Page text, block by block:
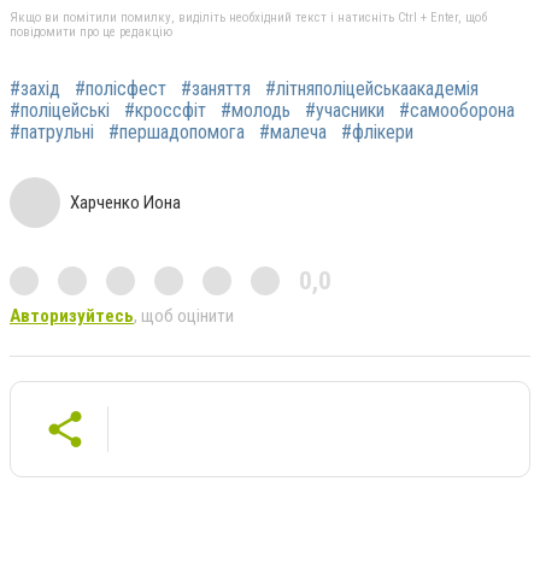
Якщо ви помітили помилку, виділіть необхідний текст і натисніть Ctrl + Enter, щоб
повідомити про це редакцію
#захід #полісфест #заняття
#літняполіцейськаакадемія
#поліцейські
#кроссфіт #молодь #учасники
#самооборона
#патрульні
#першадопомога #малеча #флікери
Харченко Иона
0,0
Авторизуйтесь, щоб оцінити